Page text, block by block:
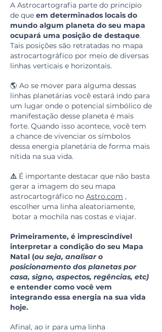
A Astrocartografia parte do princípio
de que em determinados locais do
mundo algum planeta do seu mapa
ocupará uma posição de destaque.
Tais posições são retratadas no mapa
astrocartográfico por meio de diversas
linhas verticais e horizontais.
🌎 Ao se mover para alguma dessas
linhas planetárias você estará indo para
um lugar onde o potencial simbólico de
manifestação desse planeta é mais
forte. Quando isso acontece, você tem
a chance de vivenciar os símbolos
dessa energia planetária de forma mais
nítida na sua vida.
⚠️ É importante destacar que não basta
gerar a imagem do seu mapa
astrocartográfico no Astro.com ,
escolher uma linha aleatoriamente,
botar a mochila nas costas e viajar.
Primeiramente, é imprescindível
interpretar a condição do seu Mapa
Natal (ou seja, analisar o
posicionamento dos planetas por
casa, signo, aspectos, regências, etc)
e entender como você vem
integrando essa energia na sua vida
hoje.
Afinal, ao ir para uma linha